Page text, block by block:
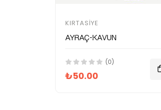
KIRTASIYE
Ayraç-Kavun
(0)
₺50.00